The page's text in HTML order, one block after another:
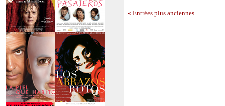
>Julieta
>Los amantes
pasajeros
« Entrées plus anciennes